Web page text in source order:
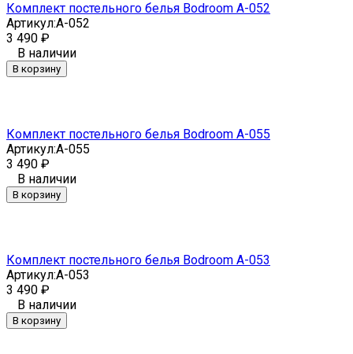
Комплект постельного белья Bodroom A-052
Артикул:A-052
3 490 ₽
В наличии
В корзину
Комплект постельного белья Bodroom A-055
Артикул:A-055
3 490 ₽
В наличии
В корзину
Комплект постельного белья Bodroom A-053
Артикул:A-053
3 490 ₽
В наличии
В корзину